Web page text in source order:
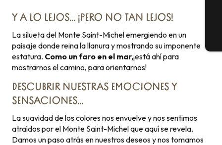
Y A LO LEJOS… ¡PERO NO TAN LEJOS!
La silueta del Monte Saint-Michel emergiendo en un
paisaje donde reina la llanura y mostrando su imponente
estatura. Como un faro en el mar,¡está ahí para
mostrarnos el camino, para orientarnos!
DESCUBRIR NUESTRAS EMOCIONES Y
SENSACIONES…
La suavidad de los colores nos envuelve y nos sentimos
atraídos por el Monte Saint-Michel que aquí se revela.
Damos un paso atrás en nuestros deseos y nos tomamos